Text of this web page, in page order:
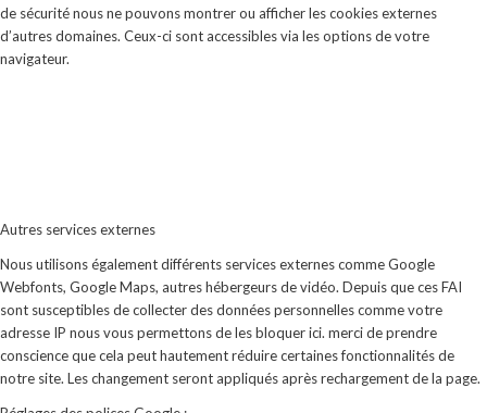
de sécurité nous ne pouvons montrer ou afficher les cookies externes
d’autres domaines. Ceux-ci sont accessibles via les options de votre
navigateur.
Autres services externes
Nous utilisons également différents services externes comme Google
Webfonts, Google Maps, autres hébergeurs de vidéo. Depuis que ces FAI
sont susceptibles de collecter des données personnelles comme votre
adresse IP nous vous permettons de les bloquer ici. merci de prendre
conscience que cela peut hautement réduire certaines fonctionnalités de
notre site. Les changement seront appliqués après rechargement de la page.